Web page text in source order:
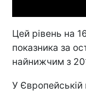
Цей рівень на
показника за
найнижчим з
У Європейській